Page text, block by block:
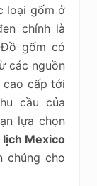
loại gốm ở
chính là
gốm có
các nguồn
cao cấp tới
cầu của
lựa chọn
lịch Mexico
chúng cho